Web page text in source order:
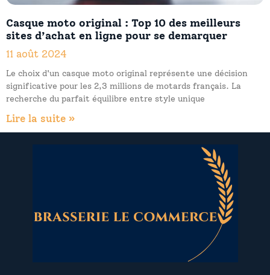
Casque moto original : Top 10 des meilleurs
sites d’achat en ligne pour se demarquer
11 août 2024
Le choix d'un casque moto original représente une décision
significative pour les 2,3 millions de motards français. La
recherche du parfait équilibre entre style unique
Lire la suite »